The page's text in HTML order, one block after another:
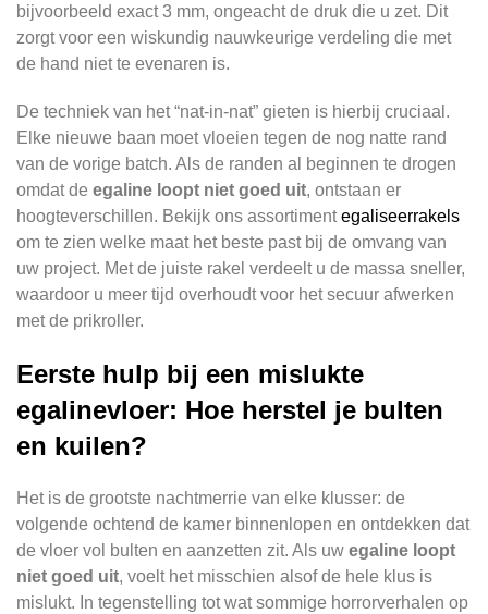
bijvoorbeeld exact 3 mm, ongeacht de druk die u zet. Dit
zorgt voor een wiskundig nauwkeurige verdeling die met
de hand niet te evenaren is.
De techniek van het “nat-in-nat” gieten is hierbij cruciaal.
Elke nieuwe baan moet vloeien tegen de nog natte rand
van de vorige batch. Als de randen al beginnen te drogen
omdat de egaline loopt niet goed uit, ontstaan er
hoogteverschillen. Bekijk ons assortimentegaliseerrakels
om te zien welke maat het beste past bij de omvang van
uw project. Met de juiste rakel verdeelt u de massa sneller,
waardoor u meer tijd overhoudt voor het secuur afwerken
met de prikroller.
Eerste hulp bij een mislukte
egalinevloer: Hoe herstel je bulten
en kuilen?
Het is de grootste nachtmerrie van elke klusser: de
volgende ochtend de kamer binnenlopen en ontdekken dat
de vloer vol bulten en aanzetten zit. Als uw egaline loopt
niet goed uit, voelt het misschien alsof de hele klus is
mislukt. In tegenstelling tot wat sommige horrorverhalen op